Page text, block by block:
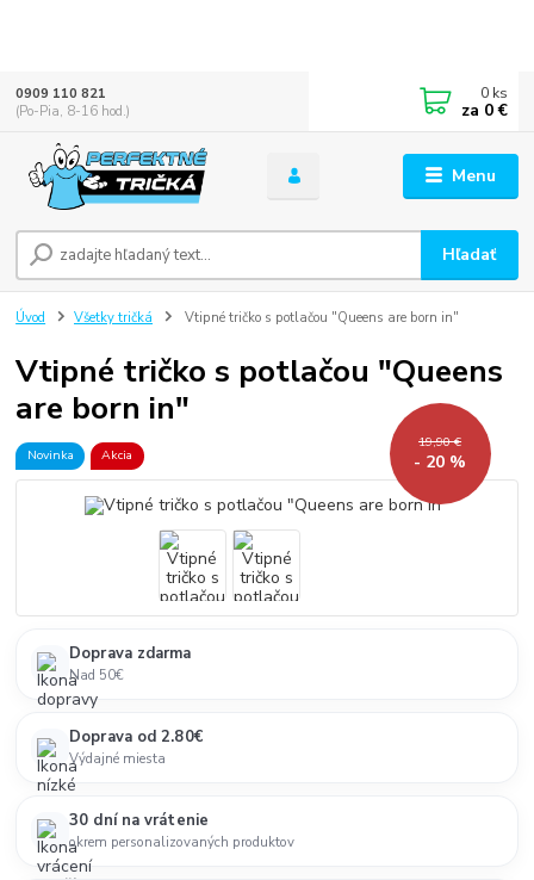
Menu
Hľadať
0909 110 821
(Po-Pia, 8-16 hod.)
0 ks
za 0 €
Úvod Všetky tričká Vtipné tričko s potlačou "Queens are born in"
Vtipné tričko s potlačou "Queens
are born in"
Novinka Akcia
19,90 €
- 20 %
Doprava zdarma
Nad 50€
Doprava od 2.80€
Výdajné miesta
30 dní na vrátenie
okrem personalizovaných produktov